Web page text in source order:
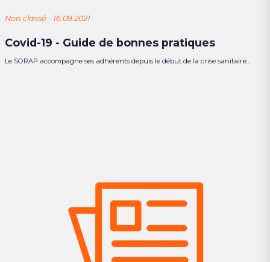
Non classé - 16.09.2021
Covid-19 - Guide de bonnes pratiques
Le SORAP accompagne ses adhérents depuis le début de la crise sanitaire...